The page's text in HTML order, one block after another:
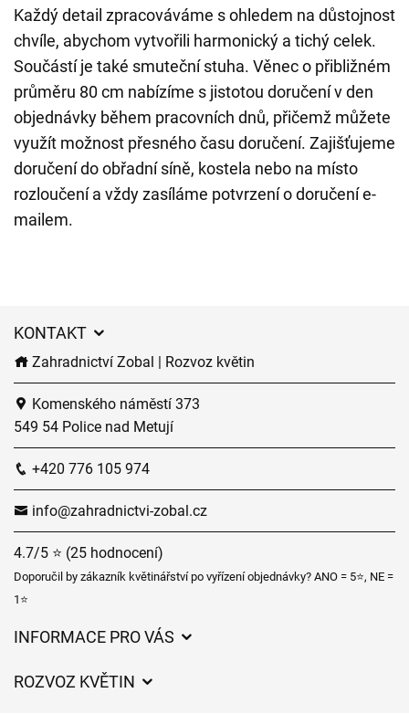
Každý detail zpracováváme s ohledem na důstojnost
chvíle, abychom vytvořili harmonický a tichý celek.
Součástí je také smuteční stuha. Věnec o přibližném
průměru 80 cm nabízíme s jistotou doručení v den
objednávky během pracovních dnů, přičemž můžete
využít možnost přesného času doručení. Zajišťujeme
doručení do obřadní síně, kostela nebo na místo
rozloučení a vždy zasíláme potvrzení o doručení e-
mailem.
KONTAKT
Zahradnictví Zobal | Rozvoz květin
Komenského náměstí 373
549 54 Police nad Metují
+420 776 105 974
info@zahradnictvi-zobal.cz
4.7/5 ⭐ (25 hodnocení)
Doporučil by zákazník květinářství po vyřízení objednávky? ANO = 5⭐, NE =
1⭐
INFORMACE PRO VÁS
ROZVOZ KVĚTIN